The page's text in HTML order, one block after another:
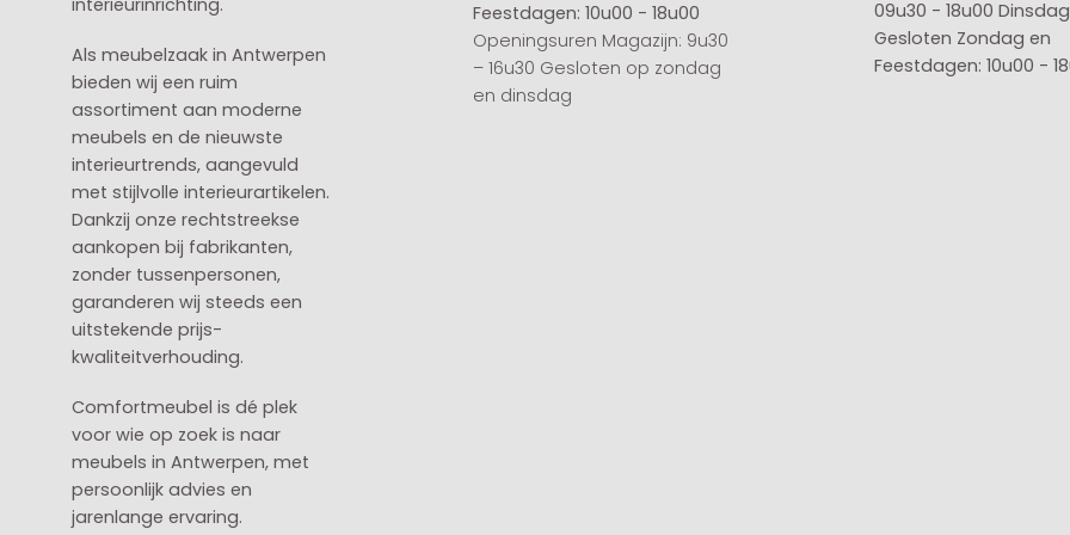
interieurinrichting.
Als meubelzaak in Antwerpen
bieden wij een ruim
assortiment aan moderne
meubels en de nieuwste
interieurtrends, aangevuld
met stijlvolle interieurartikelen.
Dankzij onze rechtstreekse
aankopen bij fabrikanten,
zonder tussenpersonen,
garanderen wij steeds een
uitstekende prijs-
kwaliteitverhouding.
Comfortmeubel is dé plek
voor wie op zoek is naar
meubels in Antwerpen, met
persoonlijk advies en
jarenlange ervaring.
Feestdagen: 10u00 - 18u00
Openingsuren Magazijn: 9u30
– 16u30 Gesloten op zondag
en dinsdag
09u30 - 18u00
Gesloten Zondag en
Feestdagen: 10u00 -